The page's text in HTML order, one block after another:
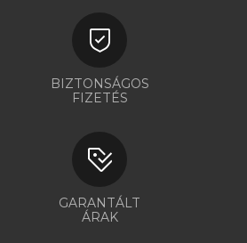
BIZTONSÁGOS
FIZETÉS
GARANTÁLT
ÁRAK